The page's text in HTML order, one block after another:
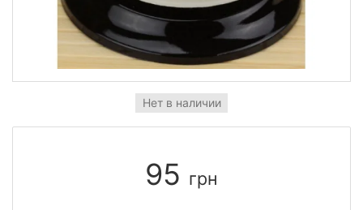
Нет в наличии
95 грн